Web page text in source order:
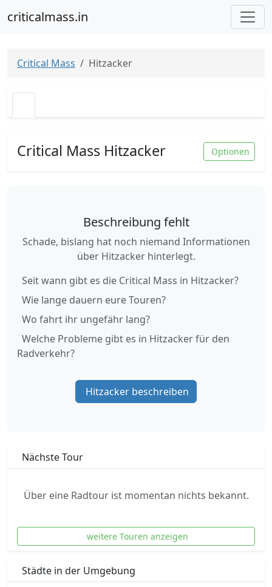
criticalmass.in
Critical Mass Hitzacker
Critical Mass Hitzacker Optionen
Beschreibung fehlt
Schade, bislang hat noch niemand Informationen
über Hitzacker hinterlegt.
Seit wann gibt es die Critical Mass in Hitzacker?
Wie lange dauern eure Touren?
Wo fahrt ihr ungefähr lang?
Welche Probleme gibt es in Hitzacker für den
Radverkehr?
Hitzacker beschreiben
Nächste Tour
Über eine Radtour ist momentan nichts bekannt.
weitere Touren anzeigen
Städte in der Umgebung